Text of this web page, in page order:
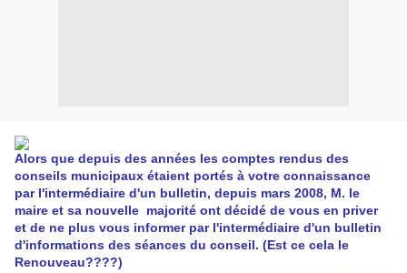
Alors que depuis des années les comptes rendus des
conseils municipaux étaient portés à votre connaissance
par l'intermédiaire d'un bulletin, depuis mars 2008, M. le
maire et sa nouvelle majorité ont décidé de vous en priver
et de ne plus vous informer par l'intermédiaire d'un bulletin
d'informations des séances du conseil. (Est ce cela le
Renouveau????)